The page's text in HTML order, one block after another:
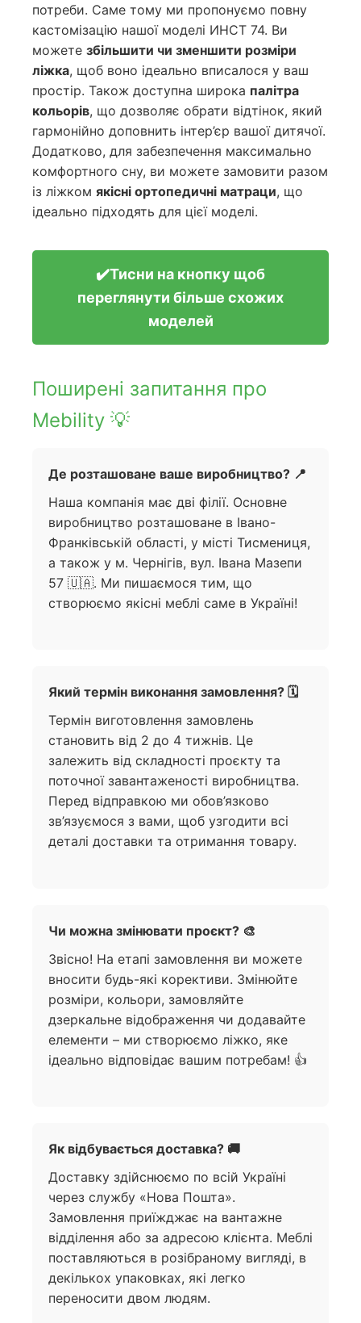
потреби. Саме тому ми пропонуємо повну
кастомізацію нашої моделі ИНСТ 74. Ви
можете збільшити чи зменшити розміри
ліжка, щоб воно ідеально вписалося у ваш
простір. Також доступна широка палітра
кольорів, що дозволяє обрати відтінок, який
гармонійно доповнить інтер’єр вашої дитячої.
Додатково, для забезпечення максимально
комфортного сну, ви можете замовити разом
із ліжком якісні ортопедичні матраци, що
ідеально підходять для цієї моделі.
✔️Тисни на кнопку щоб
переглянути більше схожих
моделей
Поширені запитання про
Mebility 💡
Де розташоване ваше виробництво? 📍
Наша компанія має дві філії. Основне
виробництво розташоване в Івано-
Франківській області, у місті Тисмениця,
а також у м. Чернігів, вул. Івана Мазепи
57 🇺🇦. Ми пишаємося тим, що
створюємо якісні меблі саме в Україні!
Який термін виконання замовлення? 🗓️
Термін виготовлення замовлень
становить від 2 до 4 тижнів. Це
залежить від складності проєкту та
поточної завантаженості виробництва.
Перед відправкою ми обов’язково
зв’язуємося з вами, щоб узгодити всі
деталі доставки та отримання товару.
Чи можна змінювати проєкт? 🎨
Звісно! На етапі замовлення ви можете
вносити будь-які корективи. Змінюйте
розміри, кольори, замовляйте
дзеркальне відображення чи додавайте
елементи – ми створюємо ліжко, яке
ідеально відповідає вашим потребам! 👍
Як відбувається доставка? 🚚
Доставку здійснюємо по всій Україні
через службу «Нова Пошта».
Замовлення приїжджає на вантажне
відділення або за адресою клієнта. Меблі
поставляються в розібраному вигляді, в
декількох упаковках, які легко
переносити двом людям.